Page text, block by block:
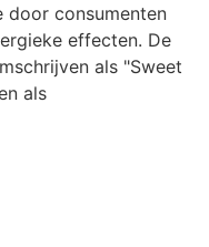
door consumenten
effecten. De
als "Sweet
als